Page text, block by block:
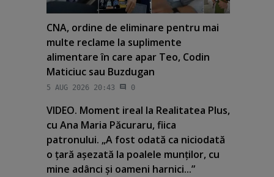
CNA, ordine de eliminare pentru mai
multe reclame la suplimente
alimentare în care apar Teo, Codin
Maticiuc sau Buzdugan
5 AUG 2026 20:43 0
VIDEO. Moment ireal la Realitatea Plus,
cu Ana Maria Păcuraru, fiica
patronului. „A fost odată ca niciodată
o ţară aşezată la poalele munţilor, cu
mine adânci şi oameni harnici...”